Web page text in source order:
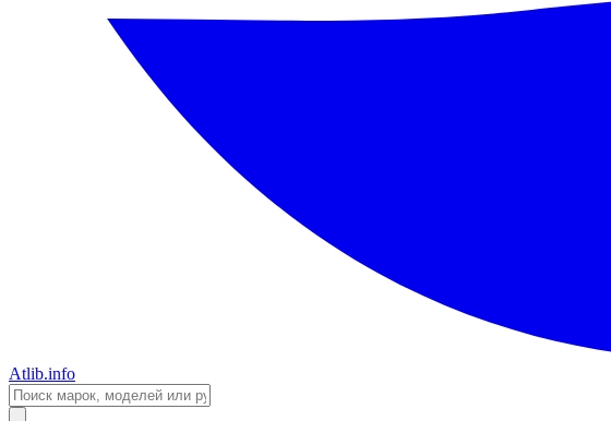
Atlib.info